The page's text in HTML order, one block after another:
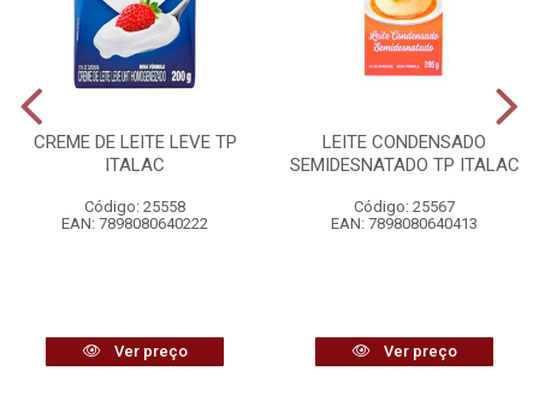
CREME DE LEITE LEVE TP
ITALAC
Código: 25558
EAN: 7898080640222
Ver preço
LEITE CONDENSADO
SEMIDESNATADO TP ITALAC
Código: 25567
EAN: 7898080640413
Ver preço